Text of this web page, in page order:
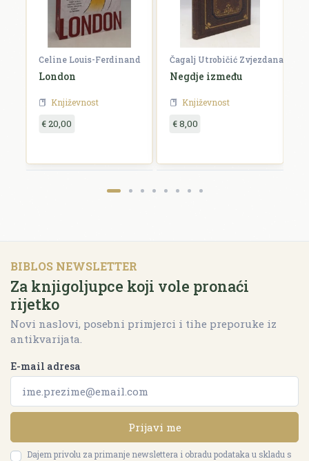
Celine Louis-Ferdinand
London
Književnost
€ 20,00
Čagalj Utrobičić Zvjezdana
Negdje između
Književnost
€ 8,00
BIBLOS NEWSLETTER
Za knjigoljupce koji vole pronaći
rijetko
Novi naslovi, posebni primjerci i tihe preporuke iz
antikvarijata.
E-mail adresa
Prijavi me
Dajem privolu za primanje newslettera i obradu podataka u skladu s